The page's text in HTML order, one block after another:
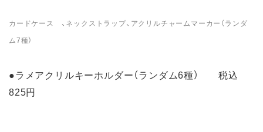
カードケース 、ネックストラップ、アクリルチャームマーカー（ランダ
ム7種）
●ラメアクリルキーホルダー（ランダム6種） 税込
825円